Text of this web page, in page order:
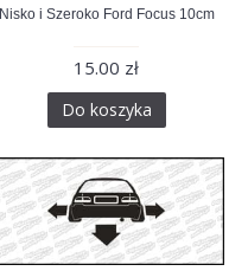
Nisko i Szeroko Ford Focus 10cm
15.00 zł
Do koszyka